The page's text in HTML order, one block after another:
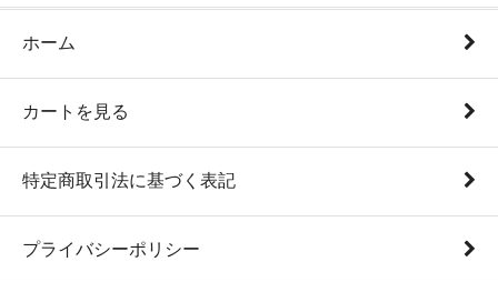
ホーム
カートを見る
特定商取引法に基づく表記
プライバシーポリシー